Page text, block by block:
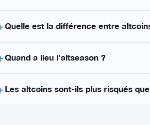
Quelle est la différence entre
Quand a lieu l'altseason ?
Les altcoins sont-ils plus risqués